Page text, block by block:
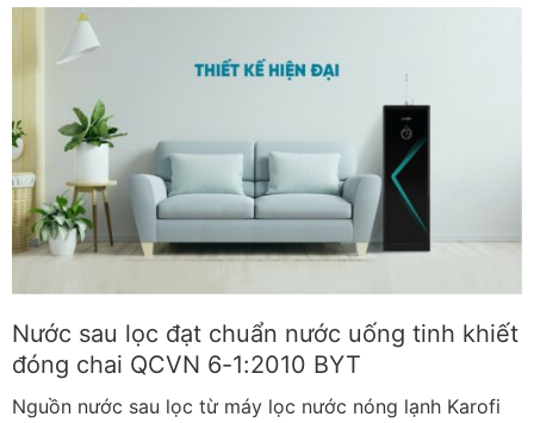
Nước sau lọc đạt chuẩn nước uống tinh khiết
đóng chai QCVN 6-1:2010 BYT
Nguồn nước sau lọc từ máy lọc nước nóng lạnh Karofi